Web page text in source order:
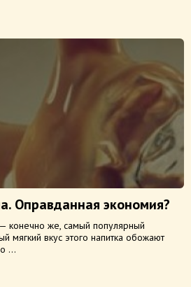
Оправданная экономия?
конечно же, самый популярный
мягкий вкус этого напитка обожают
...